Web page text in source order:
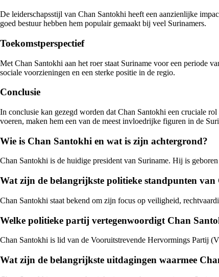
De leiderschapsstijl van Chan Santokhi heeft een aanzienlijke
goed bestuur hebben hem populair gemaakt bij veel Surinamers.
Toekomstperspectief
Met Chan Santokhi aan het roer staat Suriname voor een periode
sociale voorzieningen en een sterke positie in de regio.
Conclusie
In conclusie kan gezegd worden dat Chan Santokhi een cruciale
voeren, maken hem een van de meest invloedrijke figuren in de
Wie is Chan Santokhi en wat is zijn achtergrond?
Chan Santokhi is de huidige president van Suriname. Hij is
Wat zijn de belangrijkste politieke standpunten
Chan Santokhi staat bekend om zijn focus op veiligheid,
Welke politieke partij vertegenwoordigt Chan
Chan Santokhi is lid van de Vooruitstrevende Hervormings Partij
Wat zijn de belangrijkste uitdagingen waarmee